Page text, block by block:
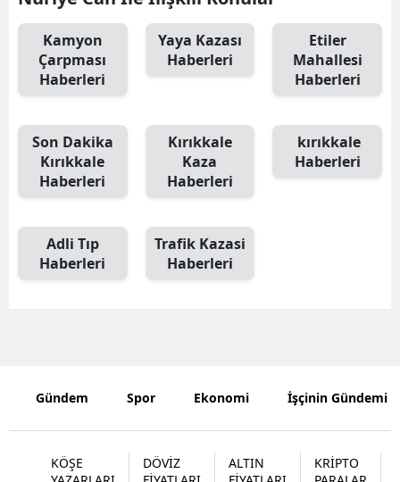
Denizli
Diyarbakır
Elazığ
Erzincan
Hakkari
Hatay
Isparta
Kamyon
Çarpması
Haberleri
Yaya Kazası
Haberleri
Etiler
Mahallesi
Haberleri
Son Dakika
Kırıkkale
Haberleri
Kırıkkale
Kaza
Haberleri
kırıkkale
Haberleri
Adli Tıp
Haberleri
Trafik Kazasi
Haberleri
Gündem Spor Ekonomi İşçinin Gündemi
KÖŞE
DÖVİZ
ALTIN
KRİPTO